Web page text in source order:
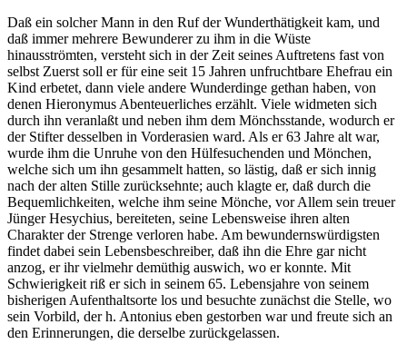
Daß ein solcher Mann in den Ruf der Wunderthätigkeit kam, und
daß immer mehrere Bewunderer zu ihm in die Wüste
hinausströmten, versteht sich in der Zeit seines Auftretens fast von
selbst Zuerst soll er für eine seit 15 Jahren unfruchtbare Ehefrau ein
Kind erbetet, dann viele andere Wunderdinge gethan haben, von
denen Hieronymus Abenteuerliches erzählt. Viele widmeten sich
durch ihn veranlaßt und neben ihm dem Mönchsstande, wodurch er
der Stifter desselben in Vorderasien ward. Als er 63 Jahre alt war,
wurde ihm die Unruhe von den Hülfesuchenden und Mönchen,
welche sich um ihn gesammelt hatten, so lästig, daß er sich innig
nach der alten Stille zurücksehnte; auch klagte er, daß durch die
Bequemlichkeiten, welche ihm seine Mönche, vor Allem sein treuer
Jünger Hesychius, bereiteten, seine Lebensweise ihren alten
Charakter der Strenge verloren habe. Am bewundernswürdigsten
findet dabei sein Lebensbeschreiber, daß ihn die Ehre gar nicht
anzog, er ihr vielmehr demüthig auswich, wo er konnte. Mit
Schwierigkeit riß er sich in seinem 65. Lebensjahre von seinem
bisherigen Aufenthaltsorte los und besuchte zunächst die Stelle, wo
sein Vorbild, der h. Antonius eben gestorben war und freute sich an
den Erinnerungen, die derselbe zurückgelassen.